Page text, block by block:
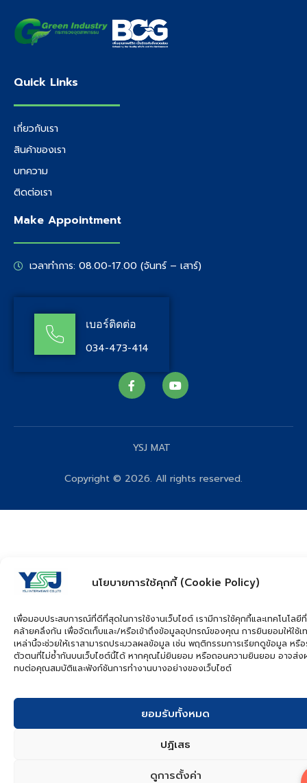
นโยบายการใช้คุกกี้ (Cookie Policy)
เพื่อมอบประสบการณ์ที่ดีที่สุดในการใช้งานเว็บไซต์ เรามีการใช้คุกกี้และเทคโนโลยีที่
คล้ายคลึงกัน เพื่อจัดเก็บและ/หรือเข้าถึงข้อมูลอุปกรณ์ของคุณ การยินยอมให้ใช้เ
เหล่านี้จะช่วยให้เราสามารถประมวลผลข้อมูล เช่น พฤติกรรมการเรียกดูข้อมูล หรื
ตัวตนที่ไม่ซ้ำกันบนเว็บไซต์นี้ได้ หากคุณไม่ยินยอม หรือถอนความยินยอม อาจส่ง
ทบต่อคุณสมบัติและฟังก์ชันการทำงานบางอย่างของเว็บไซต์
ยอมรับทั้งหมด
ปฏิเสธ
ดูการตั้งค่า
Quick Links
เกี่ยวกับเรา
สินค้าของเรา
บทความ
ติดต่อเรา
Make Appointment
เวลาทำการ: 08.00-17.00 (จันทร์ – เสาร์)
เบอร์ติดต่อ
034-473-414
YSJ MAT
Copyright © 2026. All rights reserved.